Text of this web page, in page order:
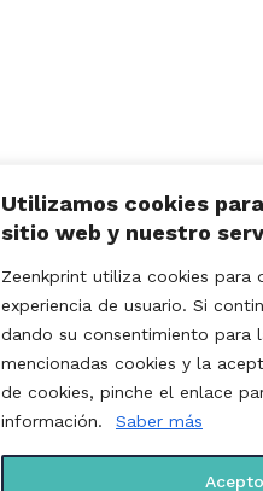
Utilizamos cookies
sitio web y nuestro
Zeenkprint utiliza cookies para
experiencia de usuario. Si
dando su consentimiento para
mencionadas cookies y la
de cookies, pinche el enlace
información.
Saber más
Acepto
Lona PVC Frontlit.